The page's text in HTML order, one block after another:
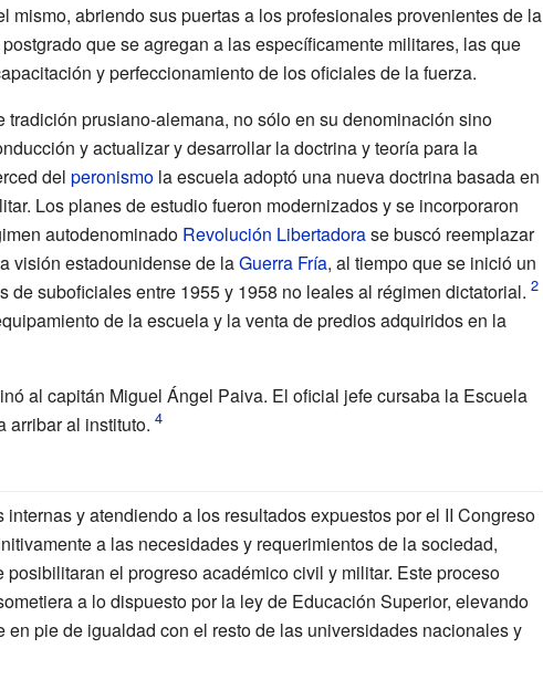
abriendo sus puertas a los profesionales provenientes de la
que se agregan a las específicamente militares, las que
y perfeccionamiento de los oficiales de la fuerza.
prusiano-alemana, no sólo en su denominación sino
y actualizar y desarrollar la doctrina y teoría para la
del peronismola escuela adoptó una nueva doctrina basada en
Los planes de estudio fueron modernizados y se incorporaron
autodenominado Revolución Libertadorase buscó reemplazar
visión estadounidense de laGuerra Fría, al tiempo que se inició un
suboficiales entre 1955 y 1958 no leales al régimen dictatorial.
de la escuela y la venta de predios adquiridos en la
al capitán Miguel Ángel Paiva. El oficial jefe cursaba la Escuela
arribar al instituto.
y atendiendo a los resultados expuestos por el II Congreso
a las necesidades y requerimientos de la sociedad,
el progreso académico civil y militar. Este proceso
a lo dispuesto por la ley de Educación Superior, elevando
pie de igualdad con el resto de las universidades nacionales y